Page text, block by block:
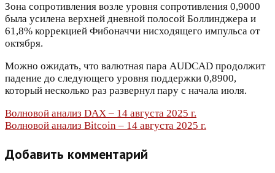
Зона сопротивления возле уровня сопротивления 0,9000
была усилена верхней дневной полосой Боллинджера и
61,8% коррекцией Фибоначчи нисходящего импульса от
октября.
Можно ожидать, что валютная пара AUDCAD продолжит
падение до следующего уровня поддержки 0,8900,
который несколько раз развернул пару с начала июля.
Навигация
по
записям
Волновой анализ DAX – 14 августа 2025 г.
Волновой анализ Bitcoin – 14 августа 2025 г.
Добавить комментарий